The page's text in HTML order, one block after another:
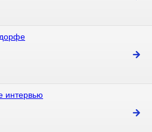
интервью